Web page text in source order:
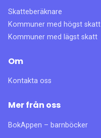
Skatteberäknare
Kommuner med högst skatt
Kommuner med lägst skatt
Om
Kontakta oss
Mer från oss
BokAppen – barnböcker